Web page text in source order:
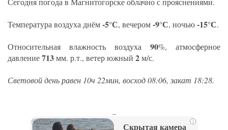
Температура воздуха днём-5°С, вечером-9°С, ночью-15°С.
Относительная влажность воздуха 90%, атмосферное
давление713мм. р.т., ветер южный 2м/с.
Световой день равен 10ч 22мин, восход 08:06, закат 18:28.
i
Скрытая камера